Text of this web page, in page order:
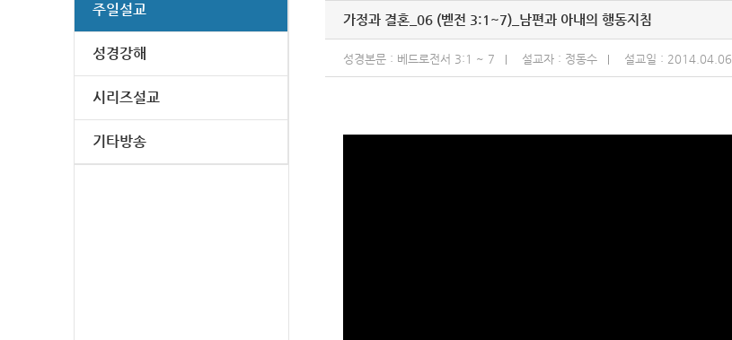
주일설교
성경강해
시리즈설교
기타방송
가정과 결혼_06 (벧전 3:1~7)_남편과 아내의 행동지침
성경본문 : 베드로전서 3:1 ~ 7 설교자 : 정동수 설교일 : 2014.04.06